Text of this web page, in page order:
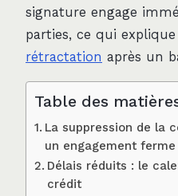
signature engage
parties, ce qui explique
rétractation après un
Table des
La suppression de la
un engagement ferme
Délais réduits : le
crédit